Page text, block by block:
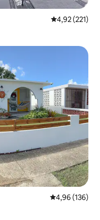
5 üzerinden
4,92 (221)
5 üzerinden
4,96 (136)